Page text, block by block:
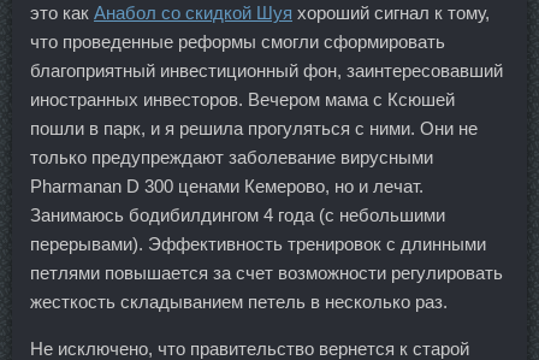
это как Анабол со скидкой Шуя хороший сигнал к тому,
что проведенные реформы смогли сформировать
благоприятный инвестиционный фон, заинтересовавший
иностранных инвесторов. Вечером мама с Ксюшей
пошли в парк, и я решила прогуляться с ними. Они не
только предупреждают заболевание вирусными
Pharmanan D 300 ценами Кемерово, но и лечат.
Занимаюсь бодибилдингом 4 года (с небольшими
перерывами). Эффективность тренировок с длинными
петлями повышается за счет возможности регулировать
жесткость складыванием петель в несколько раз.
Не исключено, что правительство вернется к старой